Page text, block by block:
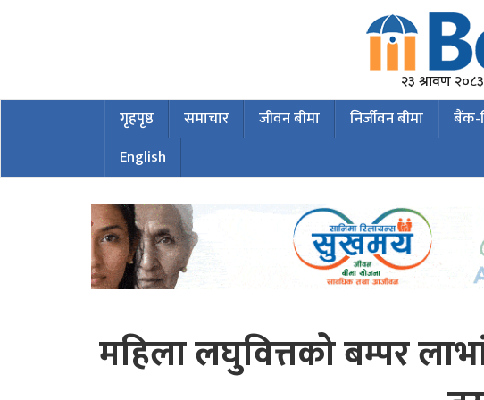
२३ श्रावण
गृहपृष्ठ समाचार जीवन बीमा निर्जीवन बीमा बैंक-
English
महिला लघुवित्तको बम्पर